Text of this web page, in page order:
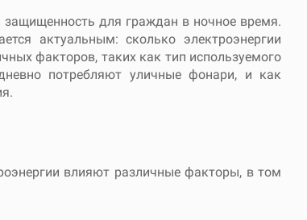
защищенность для граждан в ночное время.
актуальным: сколько электроэнергии
факторов, таких как тип используемого
потребляют уличные фонари, и как
влияют различные факторы, в том